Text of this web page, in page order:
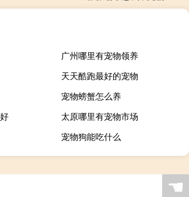
广州哪里有宠物领养
天天酷跑最好的宠物
宠物螃蟹怎么养
太原哪里有宠物市场
宠物狗能吃什么
☚